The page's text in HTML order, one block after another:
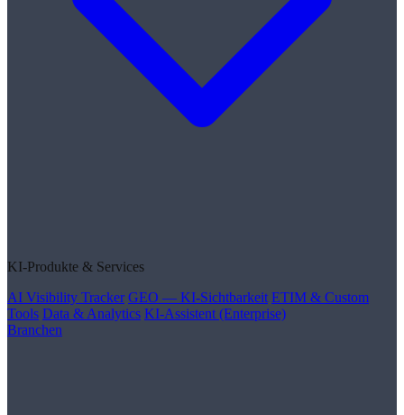
KI-Produkte & Services
AI Visibility Tracker GEO — KI-Sichtbarkeit ETIM & Custom
Tools Data & Analytics KI-Assistent (Enterprise)
Branchen